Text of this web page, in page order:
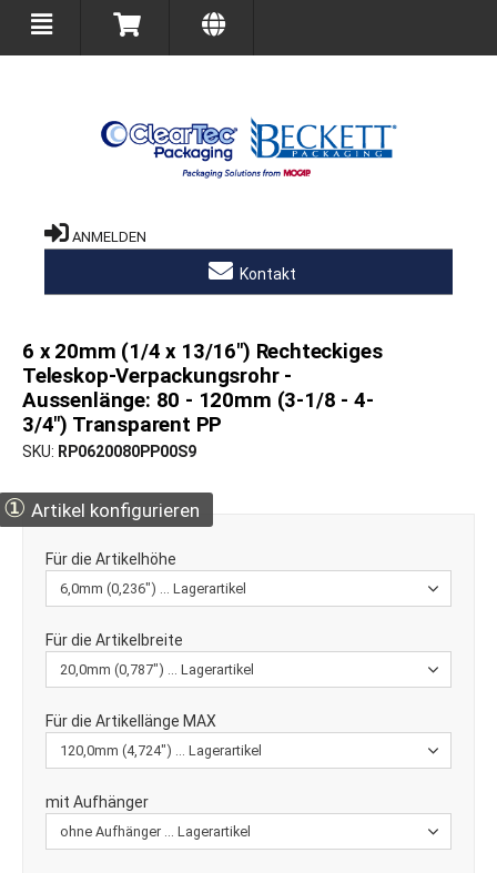
ANMELDEN
Kontakt
6 x 20mm (1/4 x 13/16") Rechteckiges
Teleskop-Verpackungsrohr -
Aussenlänge: 80 - 120mm (3-1/8 - 4-
3/4") Transparent PP
SKU RP0620080PP00S9
① Artikel konfigurieren
Für die Artikelhöhe
Für die Artikelbreite
Für die Artikellänge MAX
mit Aufhänger